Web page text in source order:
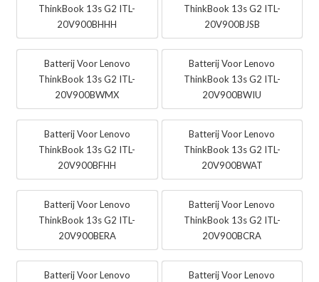
ThinkBook 13s G2 ITL-
20V900BHHH
ThinkBook 13s G2 ITL-
20V900BJSB
Batterij Voor Lenovo
ThinkBook 13s G2 ITL-
20V900BWMX
Batterij Voor Lenovo
ThinkBook 13s G2 ITL-
20V900BWIU
Batterij Voor Lenovo
ThinkBook 13s G2 ITL-
20V900BFHH
Batterij Voor Lenovo
ThinkBook 13s G2 ITL-
20V900BWAT
Batterij Voor Lenovo
ThinkBook 13s G2 ITL-
20V900BERA
Batterij Voor Lenovo
ThinkBook 13s G2 ITL-
20V900BCRA
Batterij Voor Lenovo
Batterij Voor Lenovo